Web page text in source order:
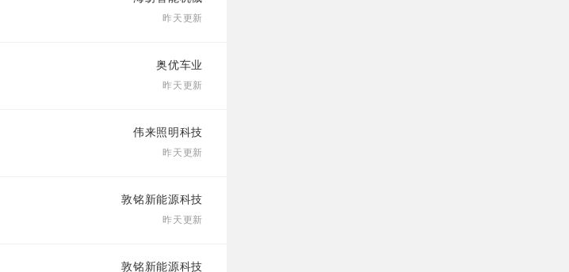
昨天更新
奥优车业
昨天更新
伟来照明科技
昨天更新
敦铭新能源科技
昨天更新
敦铭新能源科技